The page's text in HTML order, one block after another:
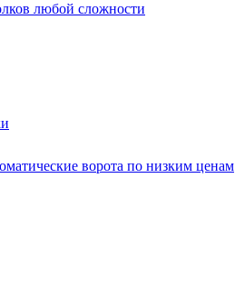
любой сложности
ворота по низким ценам